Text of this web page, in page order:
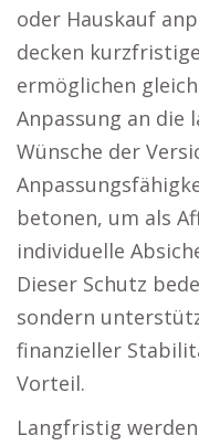
oder Hauskauf
decken
ermöglichen
Anpassung an die
Wünsche der
betonen, um als
individuelle
Dieser Schutz
sondern
finanzieller
Vorteil.
Langfristig